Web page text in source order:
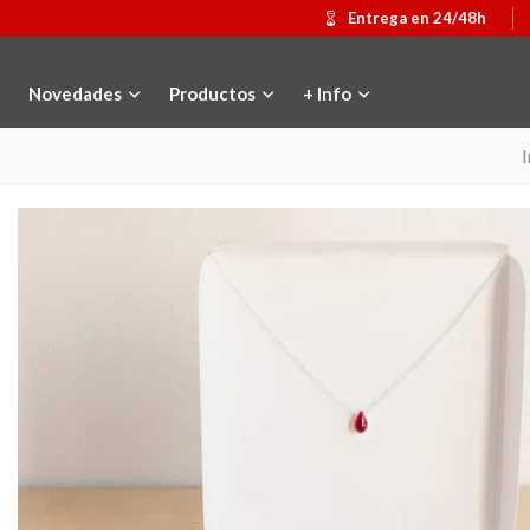
Entrega en 24/48h
Novedades Productos + Info
conmemorativa Gaudí 2026